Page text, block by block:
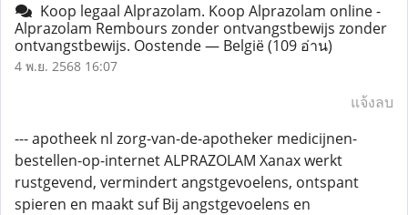
Koop legaal Alprazolam. Koop Alprazolam online -
Alprazolam Rembours zonder ontvangstbewijs zonder
ontvangstbewijs. Oostende — België(109 อ่าน)
4 พ.ย. 2568 16:07
แจ้งลบ
--- apotheek nl zorg-van-de-apotheker medicijnen-
bestellen-op-internet ALPRAZOLAM Xanax werkt
rustgevend, vermindert angstgevoelens, ontspant
spieren en maakt suf Bij angstgevoelens en